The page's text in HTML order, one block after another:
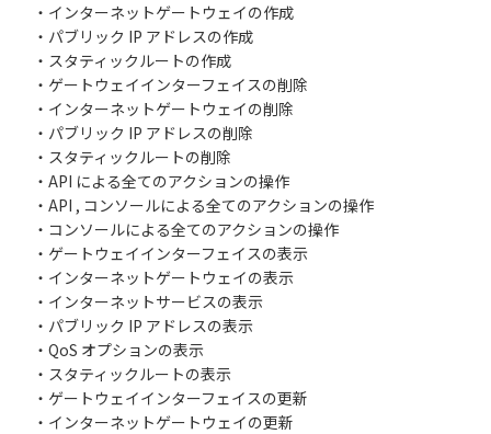
・インターネットゲートウェイの作成
・パブリック IP アドレスの作成
・スタティックルートの作成
・ゲートウェイインターフェイスの削除
・インターネットゲートウェイの削除
・パブリック IP アドレスの削除
・スタティックルートの削除
・API による全てのアクションの操作
・API , コンソールによる全てのアクションの操作
・コンソールによる全てのアクションの操作
・ゲートウェイインターフェイスの表示
・インターネットゲートウェイの表示
・インターネットサービスの表示
・パブリック IP アドレスの表示
・QoS オプションの表示
・スタティックルートの表示
・ゲートウェイインターフェイスの更新
・インターネットゲートウェイの更新